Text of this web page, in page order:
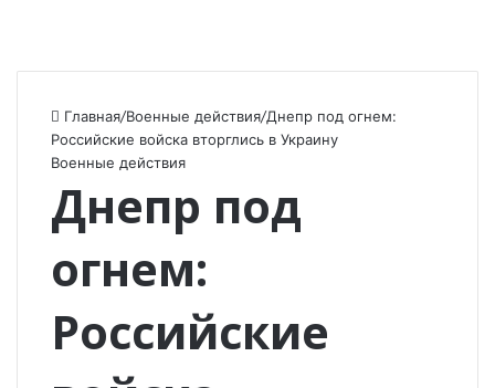
Главная/Военные действия/Днепр под огнем:
Российские войска вторглись в Украину
Военные действия
Днепр под
огнем:
Российские